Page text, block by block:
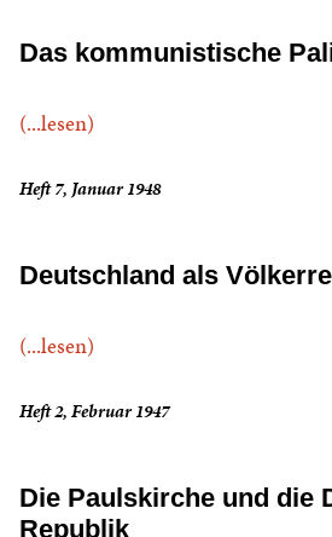
Das kommunistische
(...lesen)
Heft 7, Januar 1948
Deutschland als
(...lesen)
Heft 2, Februar 1947
Die Paulskirche und die
Republik